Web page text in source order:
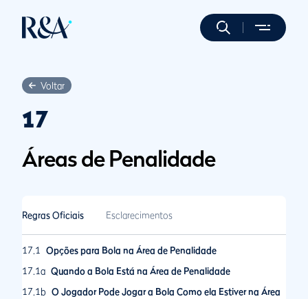
Voltar
17
Áreas de Penalidade
Regras Oficiais Esclarecimentos
17.1
Opções para Bola na Área de Penalidade
17.1a Quando a Bola Está na Área de Penalidade
17.1b O Jogador Pode Jogar a Bola Como ela Estiver na Área